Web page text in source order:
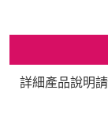
詳細產品說明